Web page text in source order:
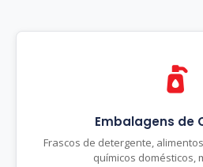
Embalagens de
Frascos de detergente,
químicos domésticos,